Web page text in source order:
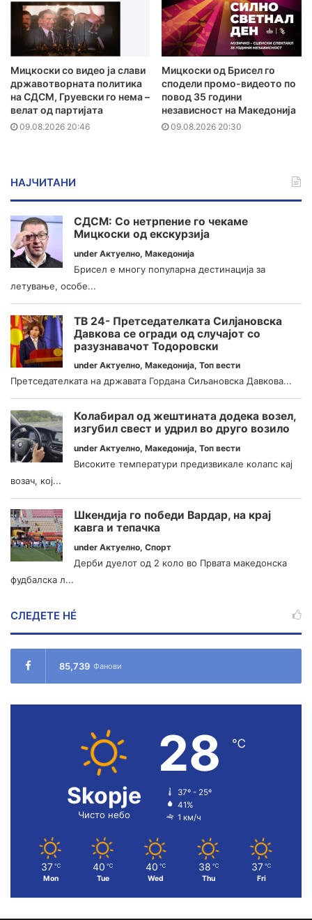
Мицкоски со видео ја слави
државотворната политика
на СДСМ, Груевски го нема –
велат од партијата
09.08.2026 20:46
Мицкоски од Брисел го
сподели промо-видеото по
повод 35 години
независност на Македонија
09.08.2026 20:30
НАЈЧИТАНИ
СДСМ: Со нетрпение го чекаме
Мицкоски од екскурзија
under Актуелно, Македонија
Брисел е многу популарна дестинација за
летување, особе...
ТВ 24- Претседателката Силјановска
Давкова се огради од случајот со
разузнавачот Тодоровски
under Актуелно, Македонија, Топ вести
Претседателката на државата Гордана Сиљановска Давкова...
Колабирал од жештината додека возел,
изгубил свест и удрил во друго возило
under Актуелно, Македонија, Топ вести
Високите температури предизвикале колапс кај
возач, кој...
Шкендија го победи Вардар, на крај
кавга и тепачка
under Актуелно, Спорт
Дерби дуелот од 2 коло во Првата македонска
фудбалска л...
СЛЕДЕТЕ НÉ
85,739 Фанови
Skopje
Чисто небо
28 ℃
37º - 25º
41%
1 км/ч
37 ℃
Mon
40 ℃
Tue
40 ℃
Wed
38 ℃
Thu
37 ℃
Fri